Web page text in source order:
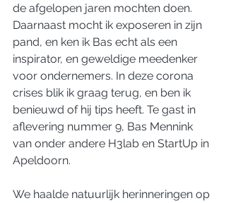
de afgelopen jaren mochten doen.
Daarnaast mocht ik exposeren in zijn
pand, en ken ik Bas echt als een
inspirator, en geweldige meedenker
voor ondernemers. In deze corona
crises blik ik graag terug, en ben ik
benieuwd of hij tips heeft. Te gast in
aflevering nummer 9, Bas Mennink
van onder andere H3lab en StartUp in
Apeldoorn.
We haalde natuurlijk herinneringen op